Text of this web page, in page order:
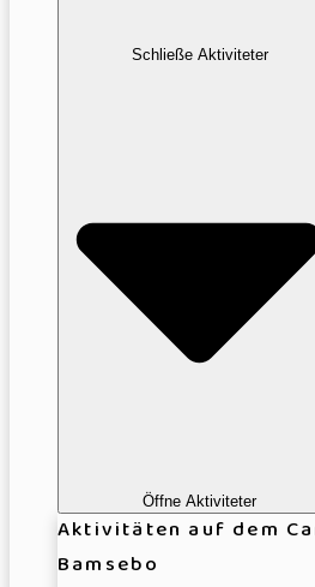
Schließe Aktiviteter
Öffne Aktiviteter
Aktivitäten auf dem
Bamsebo